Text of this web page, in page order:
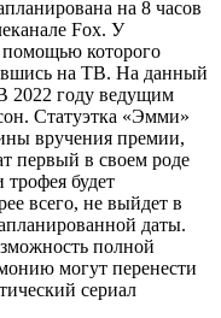
на 8 часов
Fox. У
помощью которого
на ТВ. На данный
2022 году ведущим
Статуэтка «Эмми»
вручения премии,
первый в своем роде
будет
всего, не выйдет в
даты.
полной
могут перенести
сериал